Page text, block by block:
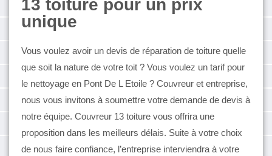
13 toiture pour un prix
unique
Vous voulez avoir un devis de réparation de toiture quelle
que soit la nature de votre toit ? Vous voulez un tarif pour
le nettoyage en Pont De L Etoile ? Couvreur et entreprise,
nous vous invitons à soumettre votre demande de devis à
notre équipe. Couvreur 13 toiture vous offrira une
proposition dans les meilleurs délais. Suite à votre choix
de nous faire confiance, l’entreprise interviendra à votre